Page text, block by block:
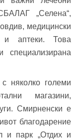
„Селена“,
медицински
и аптеки. Това
няколко големи
магазини,
Смирненски е
благодарение
и парк „Отдих и